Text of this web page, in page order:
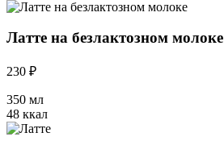
Латте на безлактозном молоке
230 ₽
350 мл
48 ккал